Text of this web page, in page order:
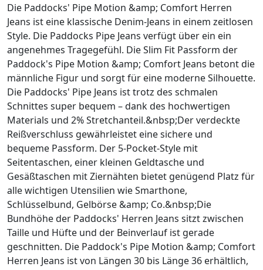
Die Paddocks' Pipe Motion &amp; Comfort Herren
Jeans ist eine klassische Denim-Jeans in einem zeitlosen
Style. Die Paddocks Pipe Jeans verfügt über ein ein
angenehmes Tragegefühl. Die Slim Fit Passform der
Paddock's Pipe Motion &amp; Comfort Jeans betont die
männliche Figur und sorgt für eine moderne Silhouette.
Die Paddocks' Pipe Jeans ist trotz des schmalen
Schnittes super bequem – dank des hochwertigen
Materials und 2% Stretchanteil.&nbsp;Der verdeckte
Reißverschluss gewährleistet eine sichere und
bequeme Passform. Der 5-Pocket-Style mit
Seitentaschen, einer kleinen Geldtasche und
Gesäßtaschen mit Ziernähten bietet genügend Platz für
alle wichtigen Utensilien wie Smarthone,
Schlüsselbund, Gelbörse &amp; Co.&nbsp;Die
Bundhöhe der Paddocks' Herren Jeans sitzt zwischen
Taille und Hüfte und der Beinverlauf ist gerade
geschnitten. Die Paddock's Pipe Motion &amp; Comfort
Herren Jeans ist von Längen 30 bis Länge 36 erhältlich,